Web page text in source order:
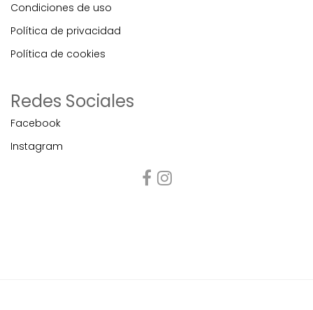
Condiciones de uso
Política de privacidad
Política de cookies
Redes Sociales
Facebook
Instagram